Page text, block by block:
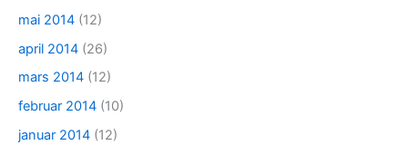
mai 2014 (12)
april 2014 (26)
mars 2014 (12)
februar 2014 (10)
januar 2014 (12)